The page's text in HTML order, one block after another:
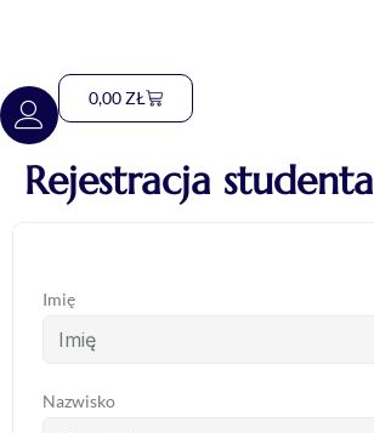
0,00ZŁ
Rejestracja studenta
Imię
Nazwisko